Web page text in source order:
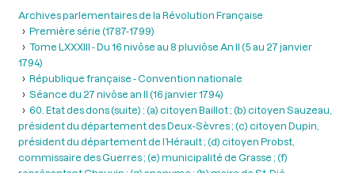
Archives parlementaires de la Révolution Française
Première série (1787-1799)
Tome LXXXIII - Du 16 nivôse au 8 pluviôse An II (5 au 27 janvier
1794)
République française - Convention nationale
Séance du 27 nivôse an II (16 janvier 1794)
60. Etat des dons (suite) : (a) citoyen Baillot ; (b) citoyen Sauzeau,
président du département des Deux-Sèvres ; (c) citoyen Dupin,
président du département de l’Hérault ; (d) citoyen Probst,
commissaire des Guerres ; (e) municipalité de Grasse ; (f)